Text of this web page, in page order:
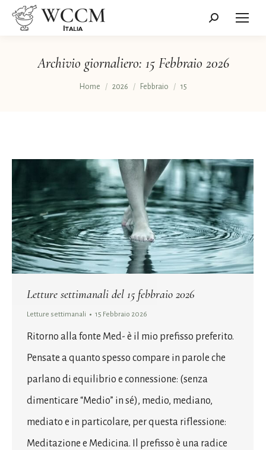
Cerca:
Archivio giornaliero: 15 Febbraio 2026
Tu sei qui:
Home 2026 Febbraio 15
Letture settimanali del 15 febbraio 2026
Letture settimanali 15 Febbraio 2026
Ritorno alla fonte Med- è il mio prefisso preferito.
Pensate a quanto spesso compare in parole che
parlano di equilibrio e connessione: (senza
dimenticare “Medio” in sé), medio, mediano,
mediato e in particolare, per questa riflessione:
Meditazione e Medicina. Il prefisso è una radice